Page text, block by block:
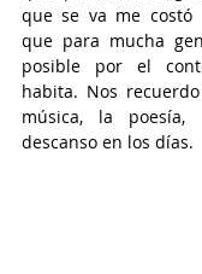
que se va me costó
que para mucha
posible por el
habita. Nos
música, la
descanso en los días.